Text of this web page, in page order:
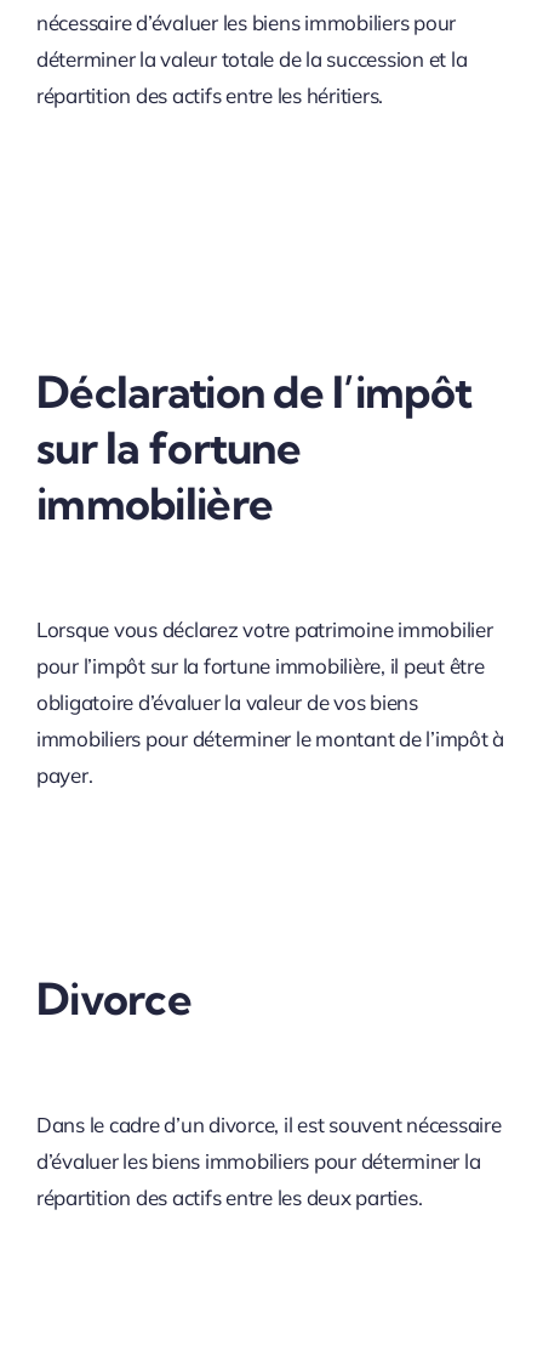
nécessaire d’évaluer les biens immobiliers pour
déterminer la valeur totale de la succession et la
répartition des actifs entre les héritiers.
Déclaration de l’impôt
sur la fortune
immobilière
Lorsque vous déclarez votre patrimoine immobilier
pour l’impôt sur la fortune immobilière, il peut être
obligatoire d’évaluer la valeur de vos biens
immobiliers pour déterminer le montant de l’impôt à
payer.
Divorce
Dans le cadre d’un divorce, il est souvent nécessaire
d’évaluer les biens immobiliers pour déterminer la
répartition des actifs entre les deux parties.